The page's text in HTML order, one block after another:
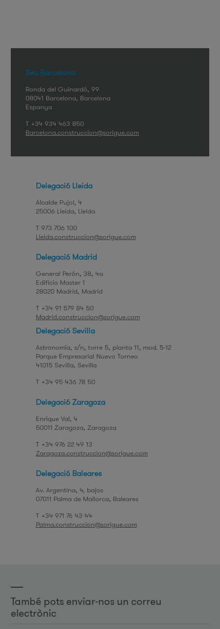
Seu Barcelona
Ronda del Guinardó, 99
08041 Barcelona Barcelona
Espanya
T +34 934 463 850
Barcelona.construccion@sorigue.com
Delegació Lleida
Alcalde Pujol, 4
25006 Lleida Lleida
T 973 706 100
Lleida.construccion@sorigue.com
Delegació Madrid
General Perón, 38, 4ª
Edificio Master 1
28020 Madrid Madrid
T +34 91 579 84 50
Madrid.construccion@sorigue.com
Delegació Sevilla
Astronomía, s/n, torre 5, planta 11, mod. 5-12
Parque Empresarial Nuevo Torneo
41015 Sevilla Sevilla
T +34 95 436 78 50
Delegació Zaragoza
Enrique Val, 4
50011 Zaragoza Zaragoza
T +34 976 22 49 13
Zaragoza.construccion@sorigue.com
Delegació Baleares
Av. Argentina, 4, bajos
07011 Palma de Mallorca Baleares
T +34 971 76 43 44
Palma.construccion@sorigue.com
També pots enviar-nos un correu
electrònic